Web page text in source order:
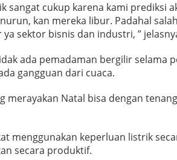
sangat cukup karena kami prediksi
kan mereka libur. Padahal
sektor bisnis dan industri, ”
ada pemadaman bergilir selama
gangguan dari cuaca.
merayakan Natal bisa dengan
menggunakan keperluan listrik
secara produktif.